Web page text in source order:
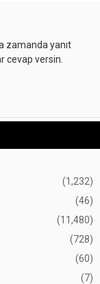
zamanda yanıt
cevap versin.
(1,232)
(46)
(11,480)
(728)
(60)
(7)